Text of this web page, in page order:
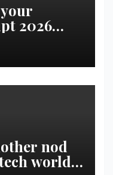
2026
|
nod
world |